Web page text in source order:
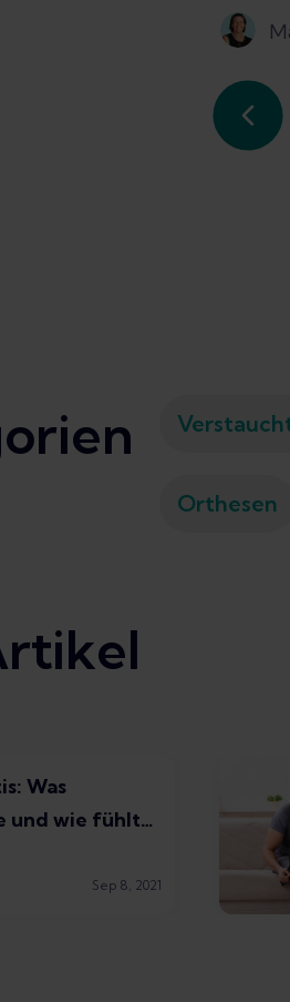
Orthesen
Was
und wie fühlt
Sep 8, 2021